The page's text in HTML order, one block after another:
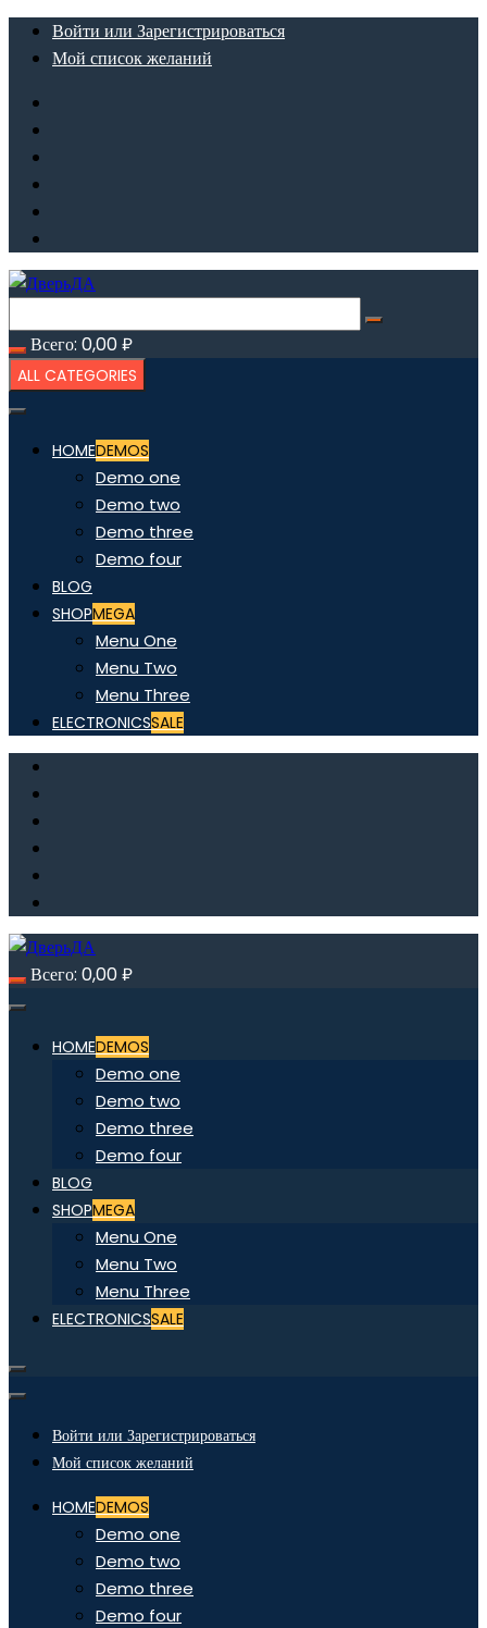
ПерейтиВойти или Зарегистрироваться
Мой список желаний
Всего: 0,00₽
ALL CATEGORIES
HOMEDEMOS
Demo one
Demo two
Demo three
Demo four
BLOG
SHOPMEGA
Menu One
Menu Two
Menu Three
ELECTRONICSSALE
Всего: 0,00₽
HOMEDEMOS
Demo one
Demo two
Demo three
Demo four
BLOG
SHOPMEGA
Menu One
Menu Two
Menu Three
ELECTRONICSSALE
Войти или Зарегистрироваться
Мой список желаний
HOMEDEMOS
Demo one
Demo two
Demo three
Demo four